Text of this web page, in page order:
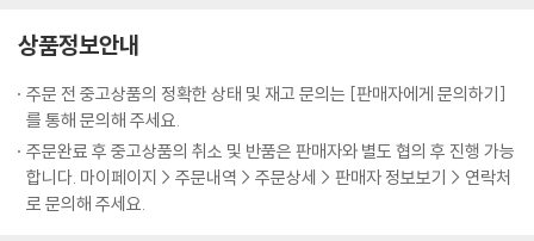
--- p.89
시대가 변했다지만 그때도 사교육을 받는 아이는 많았다. 대부분 학원을
다니고 과외도 했다. 그때도 난 변종에 가까웠다. 제대로 된 공부를 고등학
교 가서 시작했다. 어릴 때 실컷 놀았기에 뒷심 있게 끝까지 달릴 수 있었
다. 자존감이 높았기에 불필요한 고민과 갈등이 없었고, 공부에 집중할 수
있었다. 내 삶을 사랑했기에 공부도 놀이처럼 재밌었다. 자기 주도 놀이와
음이 핵심이다’, 5장 ‘자존감을 키우는 1% 엄마의 필승 전략 7가지’에서는
부모가 아이의 자존감을 키워주는 방법들에 대해 구체적으로 살펴본다. 마
지막으로 6장 ‘내 아이 인생의 마스터키, 자존감’에서는 학부모가 아닌 부
모로 살 용기, 내 아이에게 줄 수 있는 최고의 선물이자 아이 인생의 마스터
키인 자존감 등에 대해 이야기한다.
상품정보안내
주문 전 중고상품의 정확한 상태 및 재고 문의는 [판매자에게 문의하기]
를 통해 문의해 주세요.
주문완료 후 중고상품의 취소 및 반품은 판매자와 별도 협의 후 진행 가능
합니다. 마이페이지 > 주문내역 > 주문상세 > 판매자 정보보기 > 연락처
로 문의해 주세요.